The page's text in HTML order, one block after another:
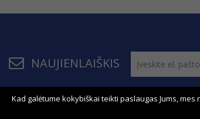
NAUJIENLAIŠKIS
© 2011 - 2026, KPPAR . Visos teisės
Kad galėtume kokybiškai teikti paslaugas Jums,